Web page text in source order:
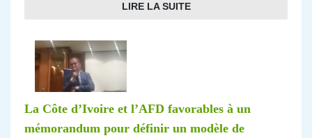
LIRE LA SUITE
La Côte d’Ivoire et l’AFD favorables à un
mémorandum pour définir un modèle de